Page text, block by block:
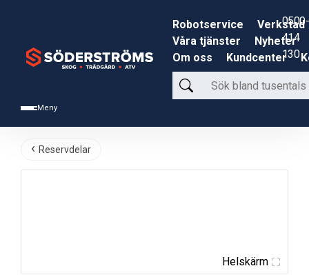
Meny
Robotservice
Verkstad
Våra tjänster
Nyheter
Om oss
Kundcenter
Sök
bland
produkter
0500-
414
130
Reservdelar
Helskärm